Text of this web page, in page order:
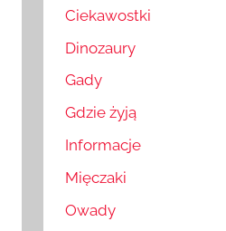
Ciekawostki
Dinozaury
Gady
Gdzie żyją
Informacje
Mięczaki
Owady